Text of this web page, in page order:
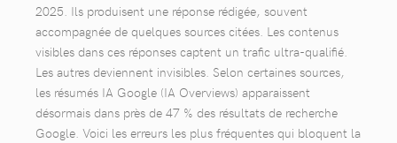
2025. Ils produisent une réponse rédigée, souvent
accompagnée de quelques sources citées. Les contenus
visibles dans ces réponses captent un trafic ultra-qualifié.
Les autres deviennent invisibles. Selon certaines sources,
les résumés IA Google (IA Overviews) apparaissent
désormais dans près de 47 % des résultats de recherche
Google. Voici les erreurs les plus fréquentes qui bloquent la